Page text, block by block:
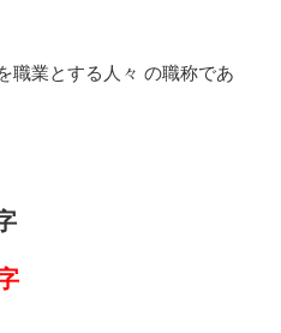
職業とする人々 の職称であ